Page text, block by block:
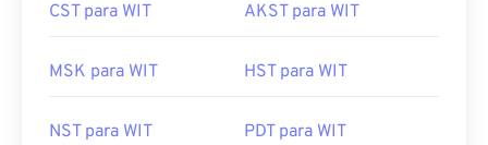
CST para WIT AKST para WIT
MSK para WIT HST para WIT
NST para WIT PDT para WIT